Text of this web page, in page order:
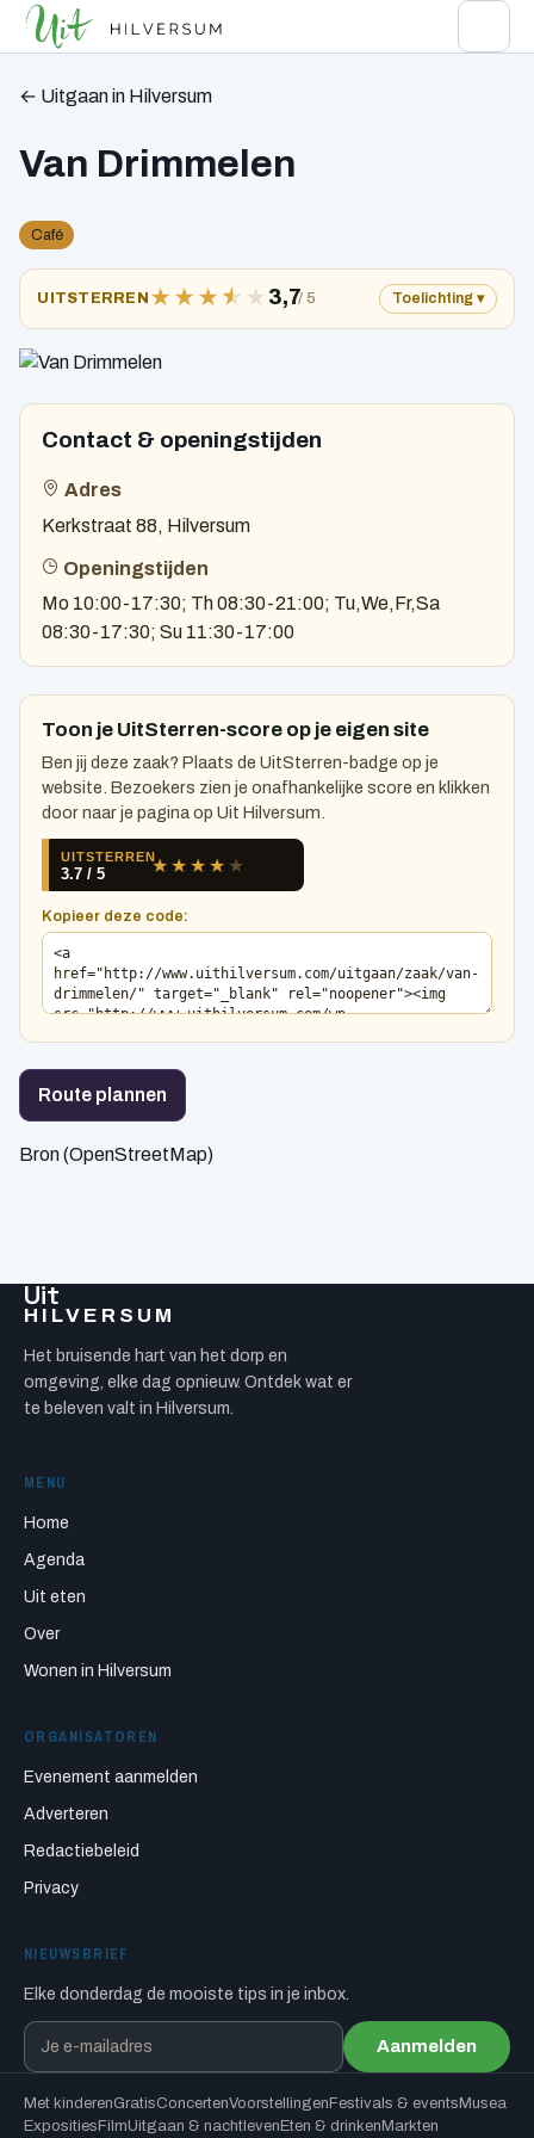
← Uitgaan in Hilversum
Van Drimmelen
Café
UITSTERREN ★ ★ ★ ★ ★ 3,7/ 5 Toelichting
Contact & openingstijden
Adres
Kerkstraat 88, Hilversum
Openingstijden
Mo 10:00-17:30; Th 08:30-21:00; Tu,We,Fr,Sa
08:30-17:30; Su 11:30-17:00
Toon je UitSterren-score op je eigen site
Ben jij deze zaak? Plaats de UitSterren-badge op je
website. Bezoekers zien je onafhankelijke score en klikken
door naar je pagina op Uit Hilversum.
Kopieer deze code:
Route plannen
Bron (OpenStreetMap)
Uit
HILVERSUM
Het bruisende hart van het dorp en
omgeving, elke dag opnieuw. Ontdek wat er
te beleven valt in Hilversum.
MENU
Home
Agenda
Uit eten
Over
Wonen in Hilversum
ORGANISATOREN
Evenement aanmelden
Adverteren
Redactiebeleid
Privacy
NIEUWSBRIEF
Elke donderdag de mooiste tips in je inbox.
Aanmelden
Met kinderenGratisConcertenVoorstellingenFestivals & eventsMusea
ExpositiesFilmUitgaan & nachtlevenEten & drinkenMarkten